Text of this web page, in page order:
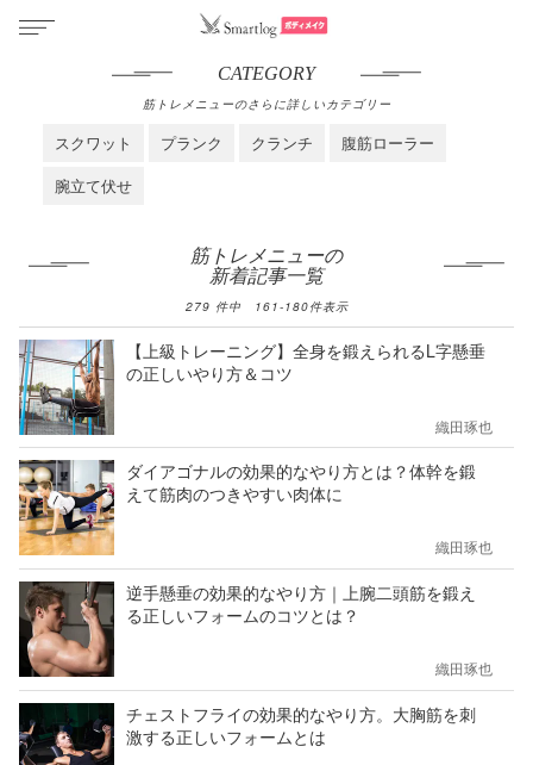
CATEGORY
筋トレメニューのさらに詳しいカテゴリー
スクワット プランク クランチ
腹筋ローラー
腕立て伏せ
筋トレメニューの
新着記事一覧
279 件中 161-180件表示
【上級トレーニング】全身を鍛えられるL字懸垂
の正しいやり方＆コツ
織田琢也
ダイアゴナルの効果的なやり方とは？体幹を鍛
えて筋肉のつきやすい肉体に
織田琢也
逆手懸垂の効果的なやり方｜上腕二頭筋を鍛え
る正しいフォームのコツとは？
織田琢也
チェストフライの効果的なやり方。大胸筋を刺
激する正しいフォームとは